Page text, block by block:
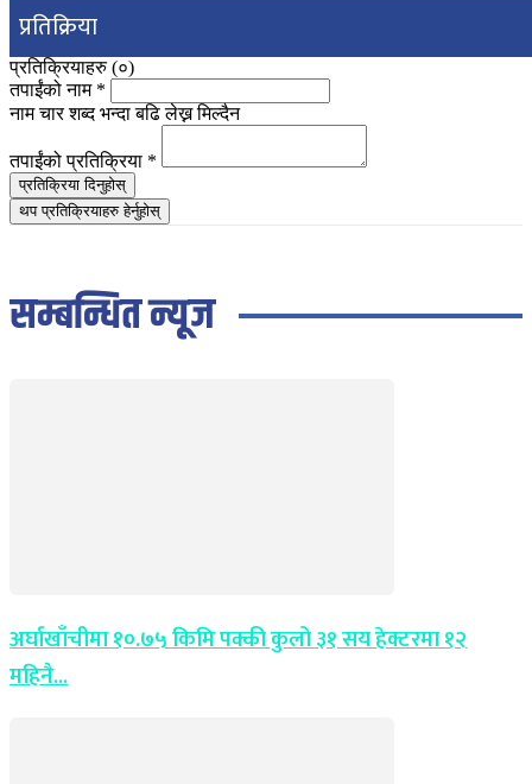
प्रतिक्रिया
प्रतिक्रियाहरु (०)
तपाईंको नाम *
नाम चार शब्द भन्दा बढि लेख्न मिल्दैन
तपाईंको प्रतिक्रिया *
प्रतिक्रिया दिनुहोस्
थप प्रतिक्रियाहरु हेर्नुहोस्
सम्बन्धित न्यूज
अर्घाखाँचीमा १०.७५ किमि पक्की कुलो ३१ सय हेक्टरमा १२
महिनै...